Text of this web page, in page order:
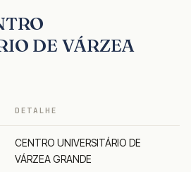
DE VÁRZEA
DETALHE
CENTRO UNIVERSITÁRIO DE
VÁRZEA GRANDE